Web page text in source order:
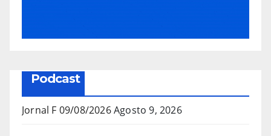
Podcast
Jornal F 09/08/2026Agosto 9, 2026